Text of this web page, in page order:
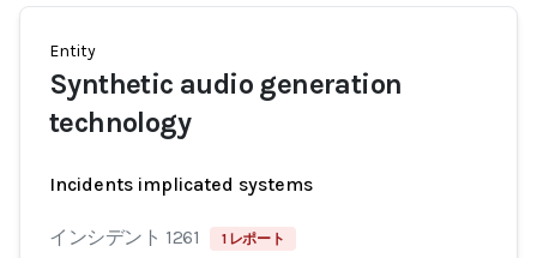
Entity
Synthetic audio generation
technology
Incidents implicated systems
インシデント 1261 1 レポート